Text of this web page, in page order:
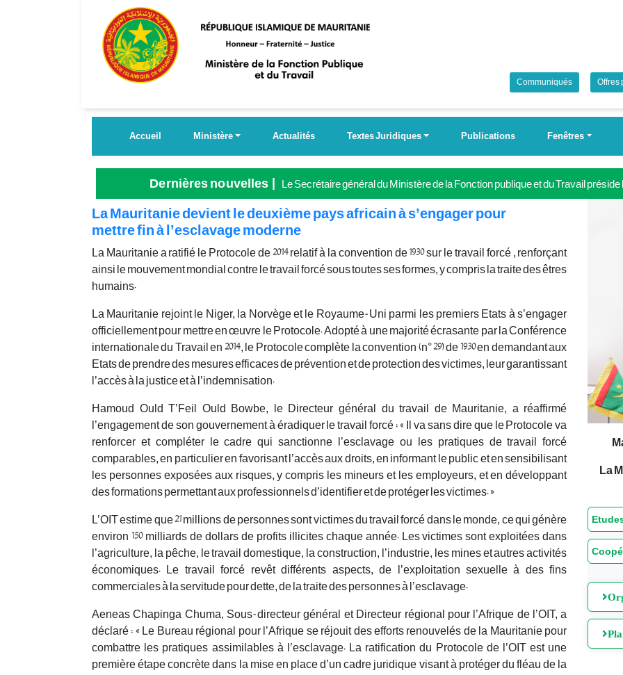
Communiqués Offres
Accueil Ministère Actualités Textes Juridiques Publications Fenêtres
Dernières nouvelles
Le Secrétaire général du Ministère de la Fonction publique et du Travail
La Mauritanie devient le deuxième pays africain à s’engager pour
mettre fin à l’esclavage moderne
La Mauritanie a ratifié le Protocole de 2014 relatif à la convention de 1930 sur le travail forcé , renforçant
ainsi le mouvement mondial contre le travail forcé sous toutes ses formes, y compris la traite des êtres
humains.
La Mauritanie rejoint le Niger, la Norvège et le Royaume-Uni parmi les premiers Etats à s’engager
officiellement pour mettre en œuvre le Protocole. Adopté à une majorité écrasante par la Conférence
internationale du Travail en 2014, le Protocole complète la convention (n° 29) de 1930 en demandant aux
Etats de prendre des mesures efficaces de prévention et de protection des victimes, leur garantissant
l’accès à la justice et à l’indemnisation.
Hamoud Ould T’Feil Ould Bowbe, le Directeur général du travail de Mauritanie, a réaffirmé
l’engagement de son gouvernement à éradiquer le travail forcé : « Il va sans dire que le Protocole va
renforcer et compléter le cadre qui sanctionne l’esclavage ou les pratiques de travail forcé
comparables, en particulier en favorisant l’accès aux droits, en informant le public et en sensibilisant
les personnes exposées aux risques, y compris les mineurs et les employeurs, et en développant
des formations permettant aux professionnels d’identifier et de protéger les victimes. »
L’OIT estime que 21 millions de personnes sont victimes du travail forcé dans le monde, ce qui génère
environ 150 milliards de dollars de profits illicites chaque année. Les victimes sont exploitées dans
l’agriculture, la pêche, le travail domestique, la construction, l’industrie, les mines et autres activités
économiques. Le travail forcé revêt différents aspects, de l’exploitation sexuelle à des fins
commerciales à la servitude pour dette, de la traite des personnes à l’esclavage.
Aeneas Chapinga Chuma, Sous-directeur général et Directeur régional pour l’Afrique de l’OIT, a
déclaré : « Le Bureau régional pour l’Afrique se réjouit des efforts renouvelés de la Mauritanie pour
combattre les pratiques assimilables à l’esclavage. La ratification du Protocole de l’OIT est une
première étape concrète dans la mise en place d’un cadre juridique visant à protéger du fléau de la
La